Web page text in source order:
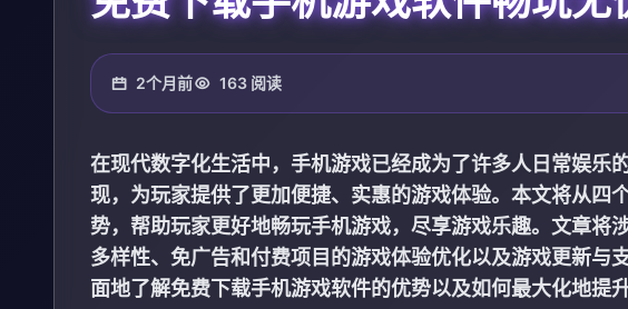
2个月前 163 阅读
在现代数字化生活中，手机游戏已经成为了许多人日常娱乐
现，为玩家提供了更加便捷、实惠的游戏体验。本文将从四
势，帮助玩家更好地畅玩手机游戏，尽享游戏乐趣。文章将
多样性、免广告和付费项目的游戏体验优化以及游戏更新与
面地了解免费下载手机游戏软件的优势以及如何最大化地提升